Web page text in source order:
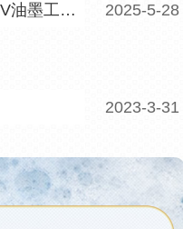
信越KSZ-108消泡剂：保障UV油墨工艺质量 2025-5-28
2023-3-31